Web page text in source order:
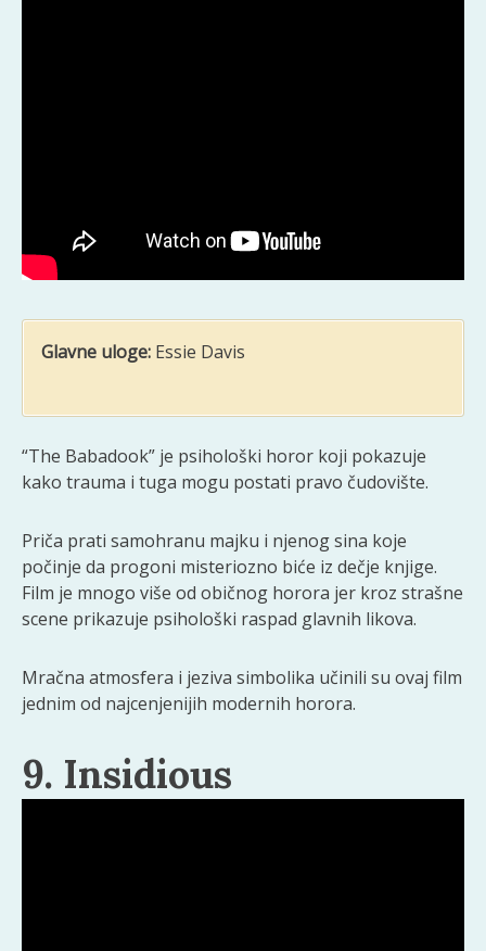
Glavne uloge: Essie Davis
“The Babadook” je psihološki horor koji pokazuje
kako trauma i tuga mogu postati pravo čudovište.
Priča prati samohranu majku i njenog sina koje
počinje da progoni misteriozno biće iz dečje knjige.
Film je mnogo više od običnog horora jer kroz strašne
scene prikazuje psihološki raspad glavnih likova.
Mračna atmosfera i jeziva simbolika učinili su ovaj film
jednim od najcenjenijih modernih horora.
9. Insidious